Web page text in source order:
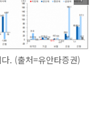
. (출처=유안타증권)